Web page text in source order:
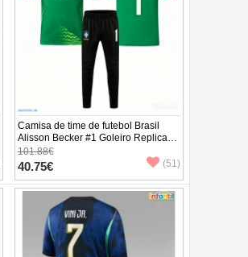
Camisa de time de futebol Brasil
Alisson Becker #1 Goleiro Replicas
2º Equipamento Infantil Mundo 2026
Manga Curta (+ Calças curtas)
101.88€
40.75€ (51)